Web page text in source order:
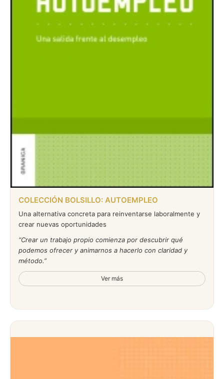
COLECCIÓN BOLSILLO: AUTOEMPLEO
Una alternativa concreta para reinventarse laboralmente y
crear nuevas oportunidades
Crear un trabajo propio comienza por descubrir qué
podemos ofrecer y animarnos a hacerlo con claridad y
método.
Ver más